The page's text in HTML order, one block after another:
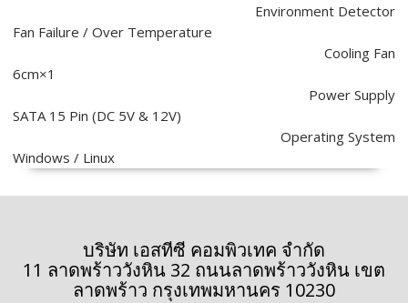
Environment Detector
Fan Failure / Over Temperature
Cooling Fan
6cm×1
Power Supply
SATA 15 Pin (DC 5V & 12V)
Operating System
Windows / Linux
บริษัท เอสทีซี คอมพิวเทค จำกัด
11 ลาดพร้าววังหิน 32 ถนนลาดพร้าววังหิน เขต
ลาดพร้าว กรุงเทพมหานคร 10230